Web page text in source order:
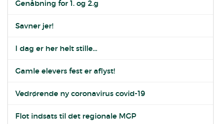
Genåbning for 1. og 2.g
Savner jer!
I dag er her helt stille...
Gamle elevers fest er aflyst!
Vedrørende ny coronavirus covid-19
Flot indsats til det regionale MGP